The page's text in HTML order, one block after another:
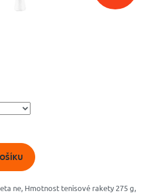
ne, Hmotnost tenisové rakety 275 g,